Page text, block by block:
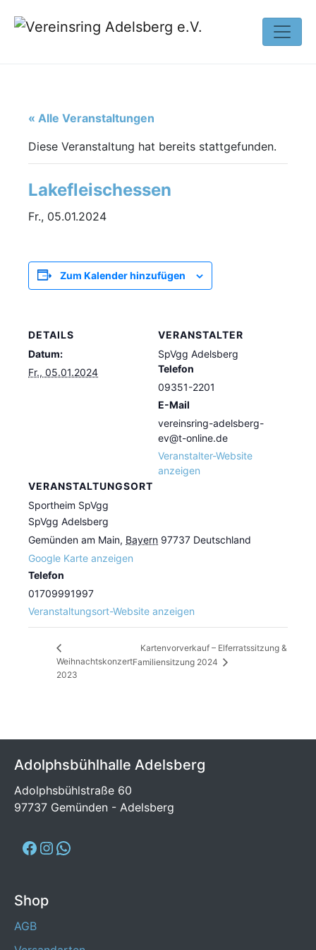
« Alle Veranstaltungen
Diese Veranstaltung hat bereits stattgefunden.
Lakefleischessen
Fr., 05.01.2024
Zum Kalender hinzufügen
DETAILS
Datum:
Fr., 05.01.2024
VERANSTALTUNGSORT
Sportheim SpVgg
SpVgg Adelsberg
Gemünden am Main, Bayern 97737 Deutschland
Google Karte anzeigen
Telefon
01709991997
Veranstaltungsort-Website anzeigen
VERANSTALTER
SpVgg Adelsberg
Telefon
09351-2201
E-Mail
vereinsring-adelsberg-
ev@t-online.de
Veranstalter-Website
anzeigen
Weihnachtskonzert
2023
Kartenvorverkauf – Elferratssitzung &
Familiensitzung 2024
Adolphsbühlhalle Adelsberg
Adolphsbühlstraße 60
97737 Gemünden - Adelsberg
Shop
AGB